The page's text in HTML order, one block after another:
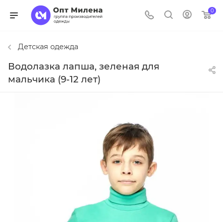
0
Детская одежда
Водолазка лапша, зеленая для
мальчика (9-12 лет)